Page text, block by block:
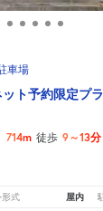
車場
ット予約限定プ
714m 徒歩 9～13分
形式 屋内